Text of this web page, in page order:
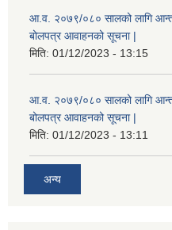
आ.व. २०७९/०८० सालको लागि
बोलपत्र आवाहनको सूचना |
मिति: 01/12/2023 - 13:15
आ.व. २०७९/०८० सालको लागि
बोलपत्र आवाहनको सूचना |
मिति: 01/12/2023 - 13:11
अन्य